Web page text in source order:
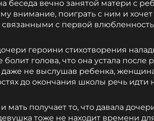
беседа вечно занятой матери с
внимание, поиграть с ним и хочет
с первой
героини стихотворения
болит голова, что она устала после
даже не выслушав ребенка,
до окончания школы речь идти
мать получает то, что давала
тоже не находит времени